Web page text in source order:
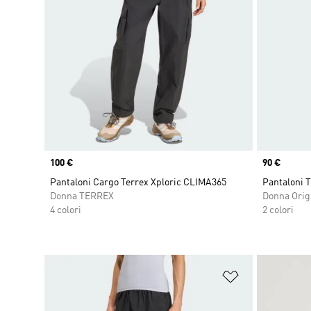
Price
100 €
Pantaloni Cargo Terrex Xploric CLIMA365
Donna TERREX
4 colori
Price
90 €
Pantaloni
Donna
2 colori
Aggiungi